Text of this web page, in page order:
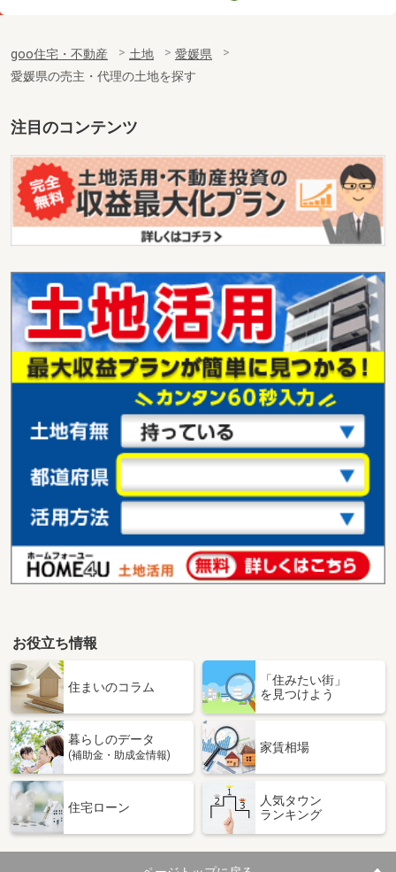
用途地域
無指定
土地面積 162.71m²
愛媛県新居浜市北内町１丁目
価 格
520万円
住 所
愛媛県新居浜市北内町１丁目
用途地域 無指定
土地面積 214.87m²
価 格
1,123万円
住 所
愛媛県松山市石手白石
用途地域 １種低層
土地面積 148.56m²
愛媛県松山市宮西３
価 格
1,830万円
住 所
愛媛県松山市宮西３
用途地域 １種住居
愛媛県松山市築山町
1,100万円
住 所
愛媛県松山市築山町
愛媛県松山市余戸東２
価 格
3,360万円
住 所
愛媛県松山市余戸東２
用途地域
１種住居
土地面積 327m²
愛媛県松山市古三津１
1,800万円
用途地域
１種住居
goo住宅・不動産 土地
愛媛県
愛媛県の売主・代理の土地を探す
注目のコンテンツ
お役立ち情報
住まいのコラム
「住みたい街」
を見つけよう
暮らしのデータ
(補助金・助成金情報)
家賃相場
住宅ローン
人気タウン
ランキング